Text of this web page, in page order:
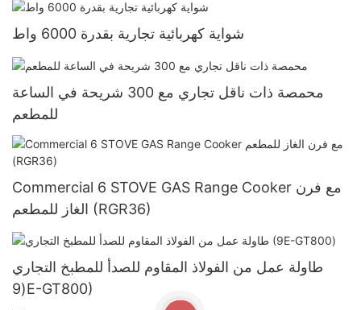
شواية كهربائية تجارية بقدرة 6000 واط
محمصة ذات ناقل تجاري مع 300 شريحة في الساعة
للمطعم
Commercial 6 STOVE GAS Range Cooker مع فرن
الغاز للمطعم (RGR36)
طاولة عمل من الفولاذ المقاوم للصدأ للمطبخ التجاري
(9E-GT800)